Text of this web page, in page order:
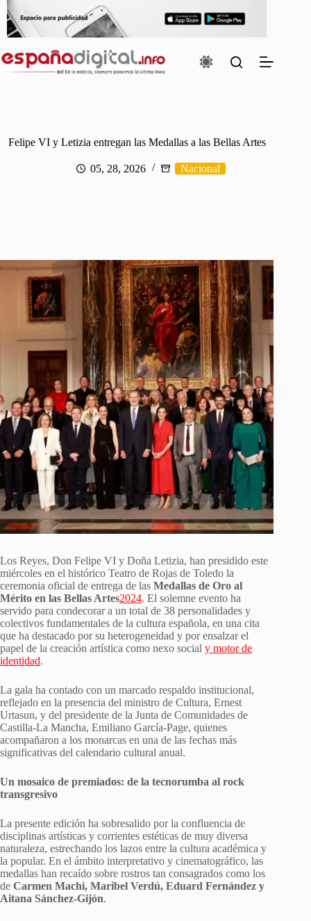
contenido
Felipe VI y Letizia entregan las Medallas a las Bellas Artes
05, 28, 2026 Nacional
Los Reyes, Don Felipe VI y Doña Letizia, han presidido este
miércoles en el histórico Teatro de Rojas de Toledo la
ceremonia oficial de entrega de las Medallas de Oro al
Mérito en las Bellas Artes2024. El solemne evento ha
servido para condecorar a un total de 38 personalidades y
colectivos fundamentales de la cultura española, en una cita
que ha destacado por su heterogeneidad y por ensalzar el
papel de la creación artística como nexo social y motor de
identidad.
La gala ha contado con un marcado respaldo institucional,
reflejado en la presencia del ministro de Cultura, Ernest
Urtasun, y del presidente de la Junta de Comunidades de
Castilla-La Mancha, Emiliano García-Page, quienes
acompañaron a los monarcas en una de las fechas más
significativas del calendario cultural anual.
Un mosaico de premiados: de la tecnorumba al rock
transgresivo
La presente edición ha sobresalido por la confluencia de
disciplinas artísticas y corrientes estéticas de muy diversa
naturaleza, estrechando los lazos entre la cultura académica y
la popular. En el ámbito interpretativo y cinematográfico, las
medallas han recaído sobre rostros tan consagrados como los
de Carmen Machi, Maribel Verdú, Eduard Fernández y
Aitana Sánchez-Gijón.